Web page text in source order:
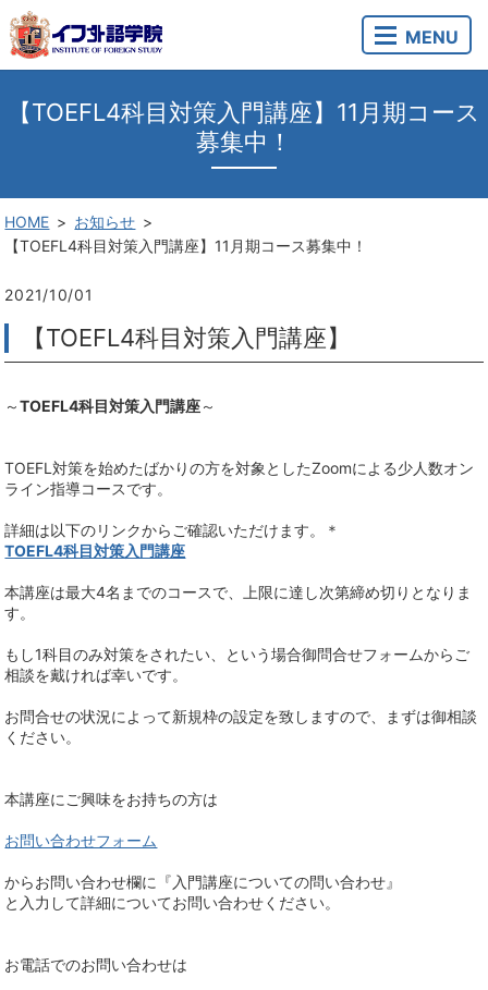
MENU
【TOEFL4科目対策入門講座】11月期コース
募集中！
HOME
お知らせ
【TOEFL4科目対策入門講座】11月期コース募集中！
2021/10/01
【TOEFL4科目対策入門講座】
～TOEFL4科目対策入門講座～
TOEFL対策を始めたばかりの方を対象としたZoomによる少人数オン
ライン指導コースです。
詳細は以下のリンクからご確認いただけます。＊
TOEFL4科目対策入門講座
本講座は最大4名までのコースで、上限に達し次第締め切りとなりま
す。
もし1科目のみ対策をされたい、という場合御問合せフォームからご
相談を戴ければ幸いです。
お問合せの状況によって新規枠の設定を致しますので、まずは御相談
ください。
本講座にご興味をお持ちの方は
お問い合わせフォーム
からお問い合わせ欄に『入門講座についての問い合わせ』
と入力して詳細についてお問い合わせください。
お電話でのお問い合わせは